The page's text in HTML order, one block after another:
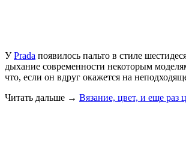
УPrada появилось пальто в стиле
дыхание современности некоторым
что, если он вдруг окажется на
Читать дальше → Вязание, цвет, и еще раз